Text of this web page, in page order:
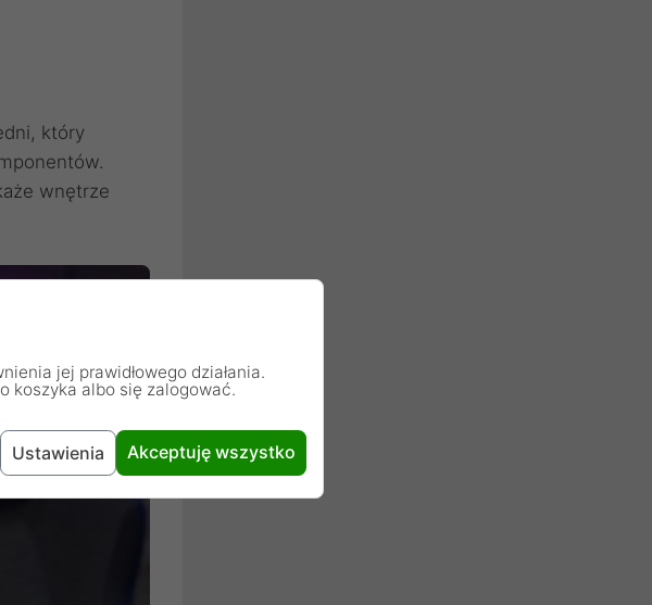
który
wnętrze
jej prawidłowego działania.
koszyka albo się zalogować.
Ustawienia Akceptuję wszystko